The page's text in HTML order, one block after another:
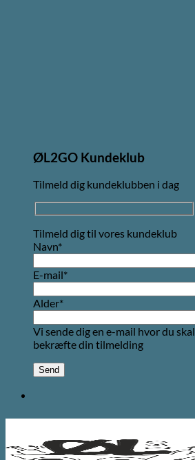
ØL2GO Kundeklub
Tilmeld dig kundeklubben i dag
Tilmeld dig til vores kundeklub
Navn*
E-mail*
Alder*
Vi sende dig en e-mail hvor du skal
bekræfte din tilmelding